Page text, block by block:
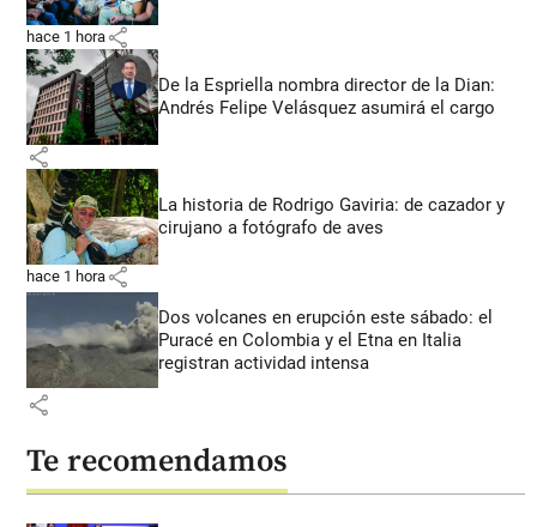
hace 1 hora share
De la Espriella nombra director de la Dian:
Andrés Felipe Velásquez asumirá el cargo
share
La historia de Rodrigo Gaviria: de cazador y
cirujano a fotógrafo de aves
hace 1 hora share
Dos volcanes en erupción este sábado: el
Puracé en Colombia y el Etna en Italia
registran actividad intensa
share
Te recomendamos